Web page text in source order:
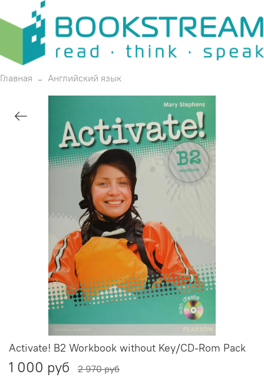
Главная Английский язык
Activate! B2 Workbook without Key/CD-Rom Pack
1 000 руб 2 970 руб